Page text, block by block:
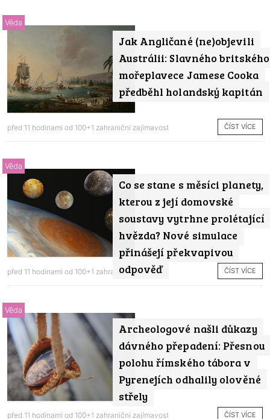
Jak Angličané (ne)objevili
Austrálii: Slavného britského
mořeplavece Jamese Cooka
předběhl holandský kapitán
Věda
před 11 hodinami od 100+1 zahraniční zajímavost ČÍST VÍCE
Co se stane s měsíci planety,
kterou z její domovské
soustavy vytrhne prolétající
hvězda? Nové simulace
přinášejí překvapivou
odpověď
Věda
před 11 hodinami od 100+1 zahraniční zajímavost ČÍST VÍCE
Archeologové našli důkazy
dávného přepadení: Přesnou
polohu římského tábora v
Pyrenejích odhalily olověné
střely
Věda
před 11 hodinami od 100+1 zahraniční zajímavost ČÍST VÍCE